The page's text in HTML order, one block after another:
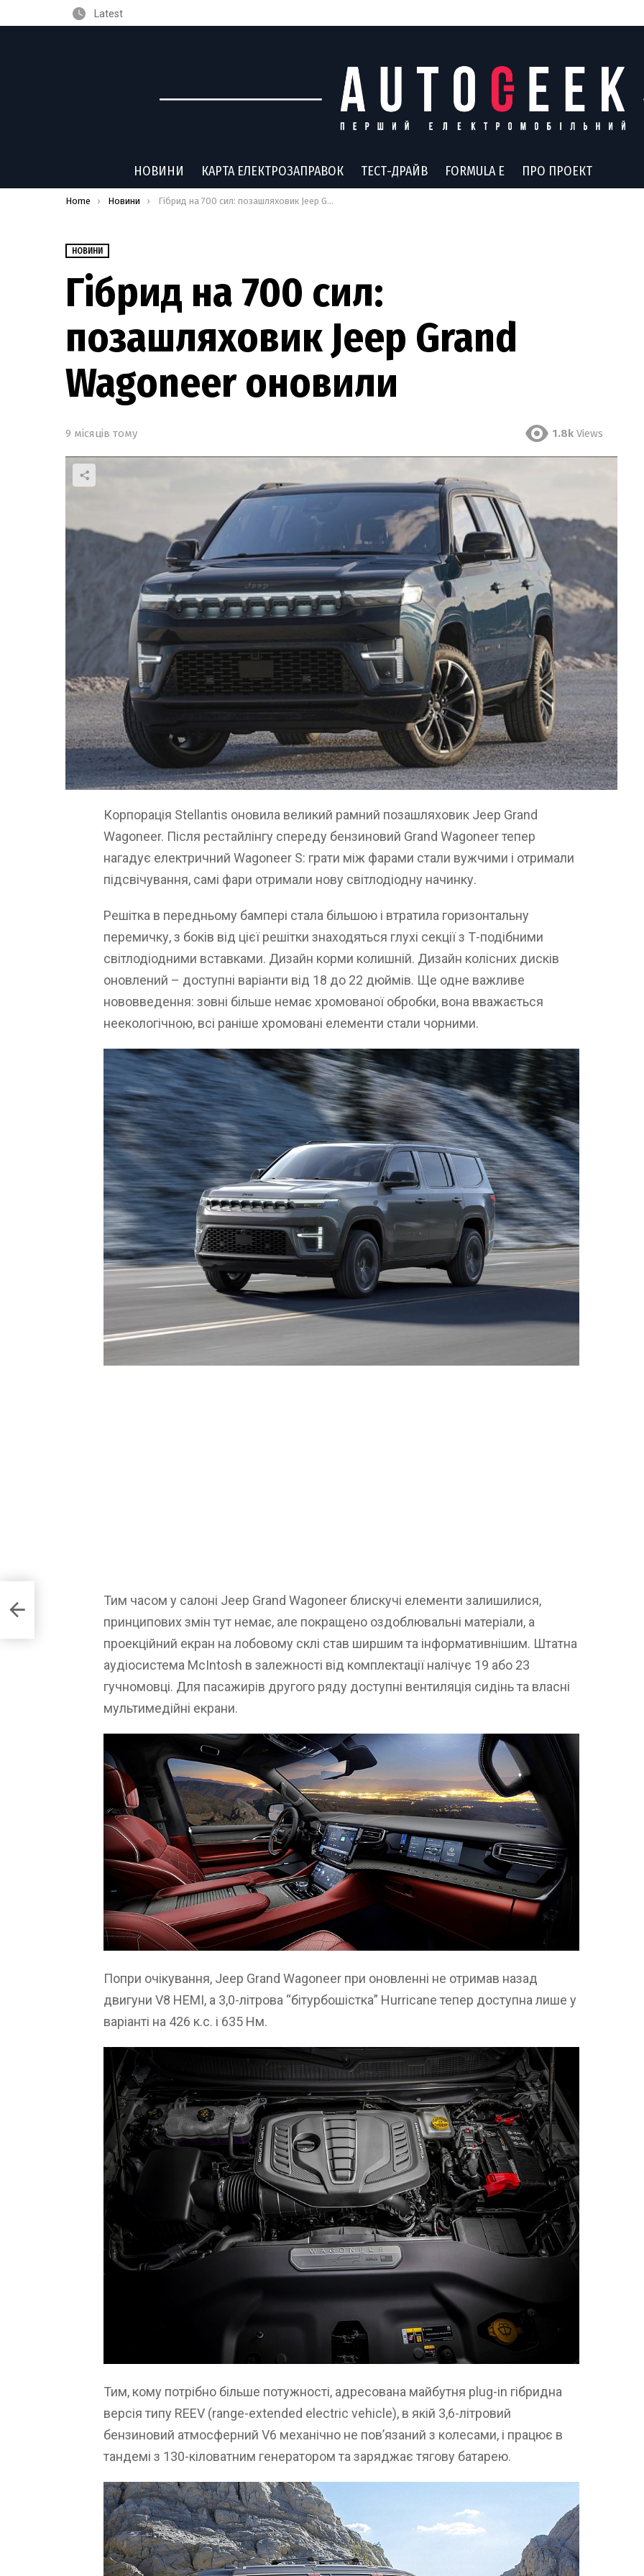
Latest
НОВИНИ КАРТА ЕЛЕКТРОЗАПРАВОК ТЕСТ-ДРАЙВ FORMULA E ПРО ПРОЕКТ
You are here:
Home Новини Гібрид на 700 сил: позашляховик Jeep Grand Wagoneer оновили
НОВИНИ
Гібрид на 700 сил:
позашляховик Jeep Grand
Wagoneer оновили
9 місяців тому 1.8k Views
Корпорація Stellantis оновила великий рамний позашляховик Jeep Grand
Wagoneer. Після рестайлінгу спереду бензиновий Grand Wagoneer тепер
нагадує електричний Wagoneer S: грати між фарами стали вужчими і отримали
підсвічування, самі фари отримали нову світлодіодну начинку.
Решітка в передньому бампері стала більшою і втратила горизонтальну
перемичку, з боків від цієї решітки знаходяться глухі секції з Т-подібними
світлодіодними вставками. Дизайн корми колишній. Дизайн колісних дисків
оновлений – доступні варіанти від 18 до 22 дюймів. Ще одне важливе
нововведення: зовні більше немає хромованої обробки, вона вважається
неекологічною, всі раніше хромовані елементи стали чорними.
Тим часом у салоні Jeep Grand Wagoneer блискучі елементи залишилися,
принципових змін тут немає, але покращено оздоблювальні матеріали, а
проекційний екран на лобовому склі став ширшим та інформативнішим. Штатна
аудіосистема McIntosh в залежності від комплектації налічує 19 або 23
гучномовці. Для пасажирів другого ряду доступні вентиляція сидінь та власні
мультимедійні екрани.
Попри очікування, Jeep Grand Wagoneer при оновленні не отримав назад
двигуни V8 HEMI, а 3,0-літрова “бітурбошістка” Hurricane тепер доступна лише у
варіанті на 426 к.с. і 635 Нм.
Тим, кому потрібно більше потужності, адресована майбутня plug-in гібридна
версія типу REEV (range-extended electric vehicle), в якій 3,6-літровий
бензиновий атмосферний V6 механічно не пов’язаний з колесами, і працює в
тандемі з 130-кіловатним генератором та заряджає тягову батарею.